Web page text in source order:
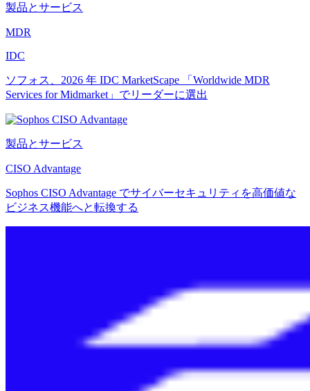
製品とサービス
MDR
IDC
ソフォス、2026 年 IDC MarketScape 「Worldwide MDR
Services for Midmarket」でリーダーに選出
製品とサービス
CISO Advantage
Sophos CISO Advantage でサイバーセキュリティを高価値な
ビジネス機能へと転換する